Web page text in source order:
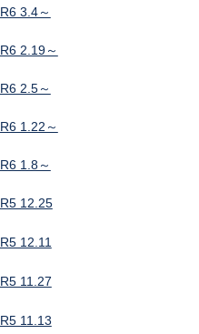
R6 3.4～
R6 2.19～
R6 2.5～
R6 1.22～
R6 1.8～
R5 12.25
R5 12.11
R5 11.27
R5 11.13